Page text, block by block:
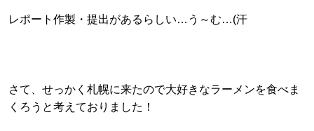
レポート作製・提出があるらしい…う～む…(汗
さて、せっかく札幌に来たので大好きなラーメンを食べま
くろうと考えておりました！